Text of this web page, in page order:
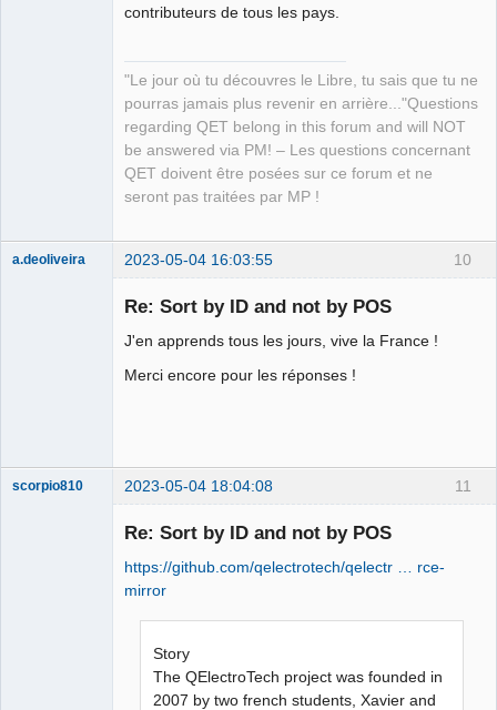
contributeurs de tous les pays.
"Le jour où tu découvres le Libre, tu sais que tu ne
pourras jamais plus revenir en arrière..."Questions
regarding QET belong in this forum and will NOT
be answered via PM! – Les questions concernant
QET doivent être posées sur ce forum et ne
seront pas traitées par MP !
10
a.deoliveira 2023-05-04 16:03:55
Re: Sort by ID and not by POS
J'en apprends tous les jours, vive la France !
Merci encore pour les réponses !
11
scorpio810 2023-05-04 18:04:08
Re: Sort by ID and not by POS
https://github.com/qelectrotech/qelectr … rce-
mirror
Story
The QElectroTech project was founded in
2007 by two french students, Xavier and